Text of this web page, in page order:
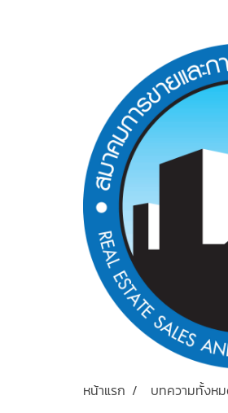
หน้าแรก บทความทั้งห